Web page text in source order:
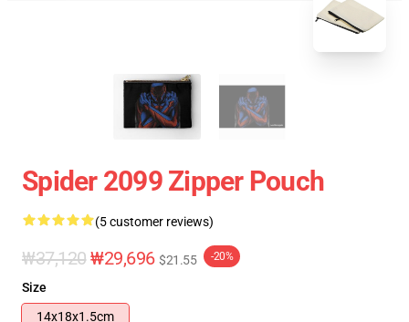
Spider 2099 Zipper Pouch
(5 customer reviews)
₩37,120₩29,696 $21.55 -20%
Size
14x18x1.5cm